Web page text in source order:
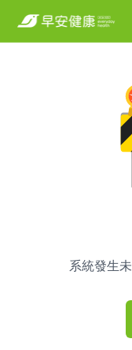
系統發生